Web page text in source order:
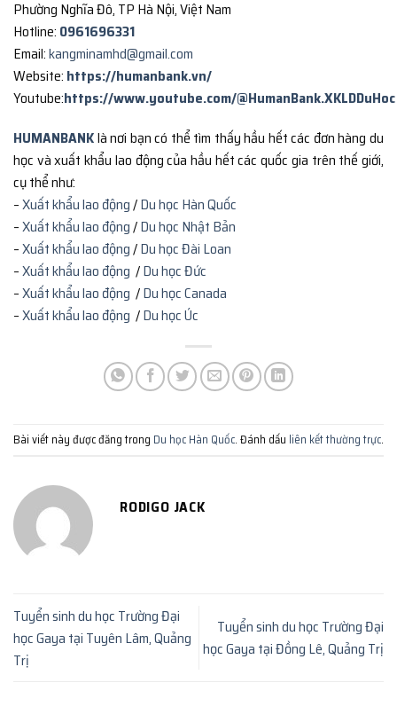
Phường Nghĩa Đô, TP Hà Nội, Việt Nam
Hotline: 0961696331
Email:kangminamhd@gmail.com
Website: https://humanbank.vn/
Youtube:https://www.youtube.com/@HumanBank.XKLDDuHoc
HUMANBANKlà nơi bạn có thể tìm thấy hầu hết các đơn hàng du
học và xuất khẩu lao động của hầu hết các quốc gia trên thế giới,
cụ thể như:
–Xuất khẩu lao động/Du học Hàn Quốc
–Xuất khẩu lao động/Du học Nhật Bản
–Xuất khẩu lao động/Du học Đài Loan
–Xuất khẩu lao động /Du học Đức
–Xuất khẩu lao động /Du học Canada
–Xuất khẩu lao động /Du học Úc
Bài viết này được đăng trong Du học Hàn Quốc. Đánh dấu liên kết thường trực.
RODIGO JACK
Tuyển sinh du học Trường Đại
học Gaya tại Tuyên Lâm, Quảng
Trị
Tuyển sinh du học Trường Đại
học Gaya tại Đồng Lê, Quảng Trị